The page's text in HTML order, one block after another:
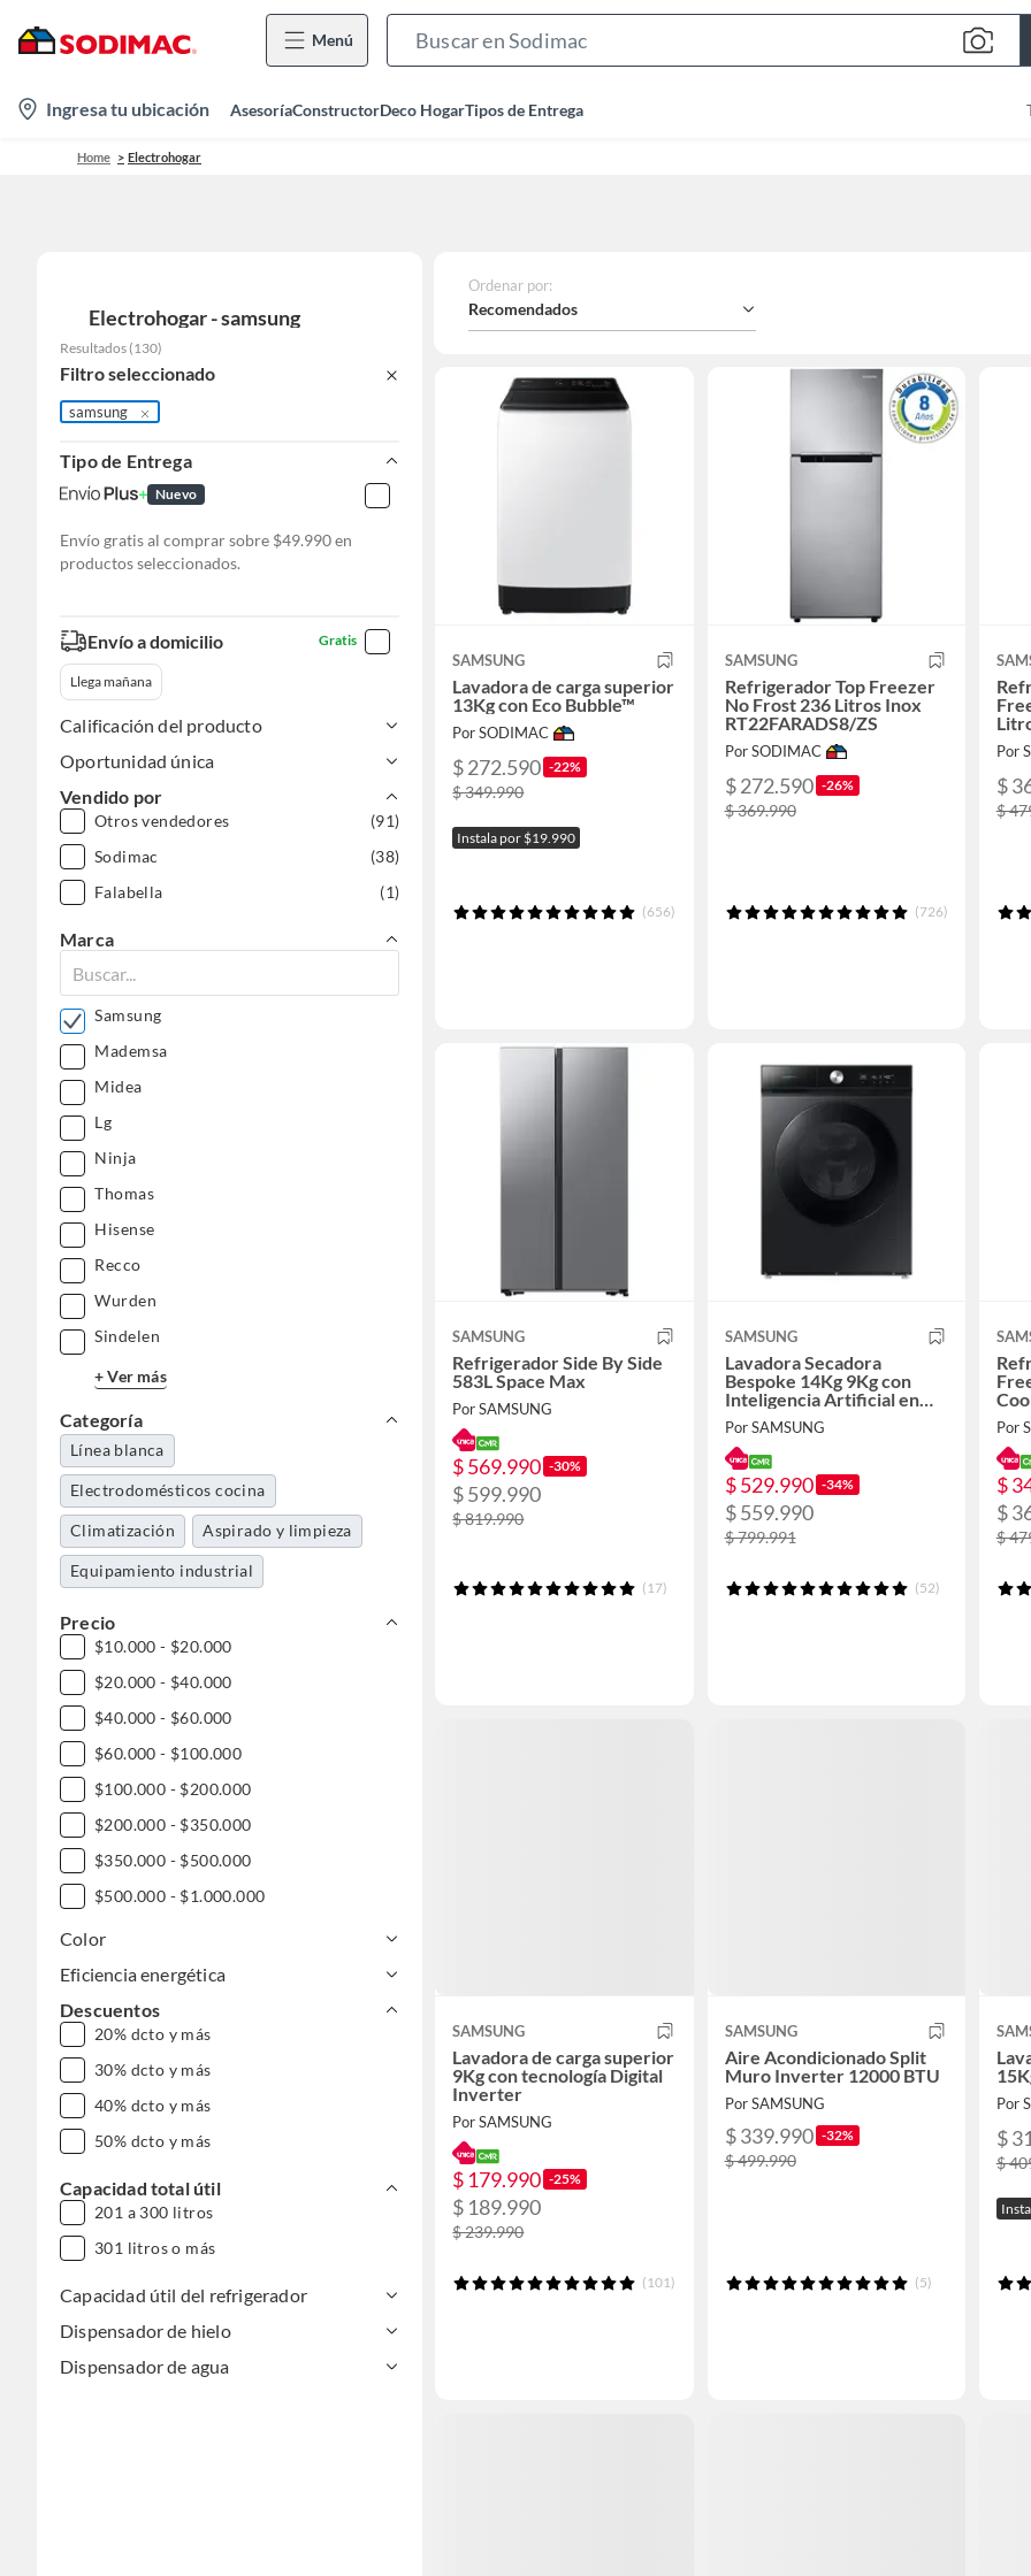
Menú
Bar
location-
icon
Ingresa tu ubicación AsesoríaConstructorDeco HogarTipos de Entrega
Home Electrohogar
Electrohogar - samsung
Resultados (130)
Filtro seleccionado
samsung
Tipo de Entrega
Nuevo
Envío gratis al comprar sobre $49.990 en
productos seleccionados.
Envío a domicilio Gratis
Llega mañana
Calificación del producto
Oportunidad única
Vendido por
Otros vendedores
(91)
Sodimac
(38)
Falabella
(1)
Marca
Samsung
Mademsa
Midea
Lg
Ninja
Thomas
Hisense
Recco
Wurden
Sindelen
+ Ver más
Categoría
Línea blanca
Electrodomésticos cocina
Climatización Aspirado y limpieza
Equipamiento industrial
Precio
$10.000 - $20.000
$20.000 - $40.000
$40.000 - $60.000
$60.000 - $100.000
$100.000 - $200.000
$200.000 - $350.000
$350.000 - $500.000
$500.000 - $1.000.000
Color
Eficiencia energética
Descuentos
20% dcto y más
30% dcto y más
40% dcto y más
50% dcto y más
Capacidad total útil
201 a 300 litros
301 litros o más
Capacidad útil del refrigerador
Dispensador de hielo
Dispensador de agua
Ordenar por:
Recomendados
SAMSUNG
Lavadora de carga superior
13Kg con Eco Bubble™
Por SODIMAC
$ 272.590 -22%
$ 349.990
Instala por $19.990
(656)
SAMSUNG
Refrigerador Top Freezer
No Frost 236 Litros Inox
RT22FARADS8/ZS
Por SODIMAC
$ 272.590 -26%
$ 369.990
(726)
Por
$
$
SAMSUNG
Refrigerador Side By Side
583L Space Max
Por SAMSUNG
$ 569.990 -30%
$ 599.990
$ 819.990
(17)
SAMSUNG
Lavadora Secadora
Bespoke 14Kg 9Kg con
Inteligencia Artificial en
Ecobubble Negra
Por SAMSUNG
$ 529.990 -34%
$ 559.990
$ 799.991
(52)
Por
$
$
$
SAMSUNG
Lavadora de carga superior
9Kg con tecnología Digital
Inverter
Por SAMSUNG
$ 179.990 -25%
$ 189.990
$ 239.990
(101)
SAMSUNG
Aire Acondicionado Split
Muro Inverter 12000 BTU
Por SAMSUNG
$ 339.990 -32%
$ 499.990
(5)
Por
$
$